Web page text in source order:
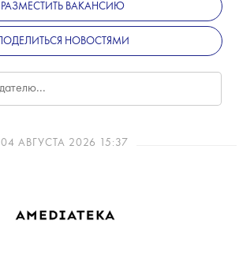
РАЗМЕСТИТЬ ВАКАНСИЮ
ПОДЕЛИТЬСЯ НОВОСТЯМИ
04 АВГУСТА 2026 15:37